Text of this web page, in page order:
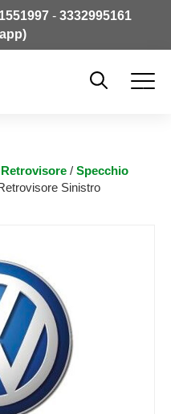
- 3332995161
/ Specchio
Sinistro